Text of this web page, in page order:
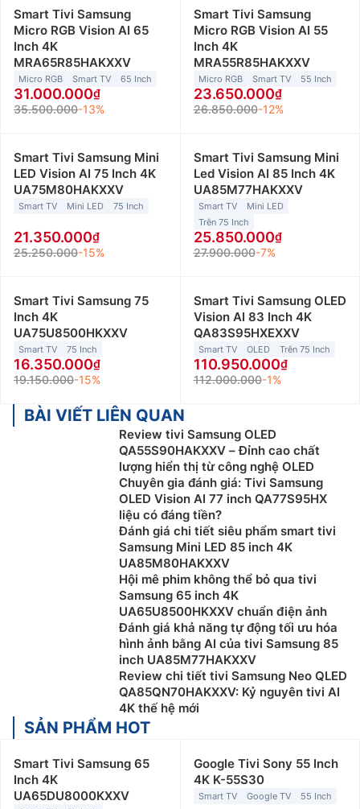
Smart Tivi Samsung
Micro RGB Vision AI 65
Inch 4K
MRA65R85HAKXXV
Micro RGB Smart TV 65 Inch
31.000.000
35.500.000-13%
Smart Tivi Samsung
Micro RGB Vision AI 55
Inch 4K
MRA55R85HAKXXV
Micro RGB Smart TV 55 Inch
23.650.000
26.850.000-12%
Smart Tivi Samsung Mini
LED Vision AI 75 Inch 4K
UA75M80HAKXXV
Smart TV Mini LED 75 Inch
21.350.000
25.250.000-15%
Smart Tivi Samsung Mini
Led Vision AI 85 Inch 4K
UA85M77HAKXXV
Smart TV
Mini LED
Trên 75 Inch
25.850.000
27.900.000-7%
Smart Tivi Samsung 75
Inch 4K
UA75U8500HKXXV
Smart TV 75 Inch
16.350.000
19.150.000-15%
Smart Tivi Samsung OLED
Vision AI 83 Inch 4K
QA83S95HXEXXV
Smart TV OLED Trên 75 Inch
110.950.000
112.000.000-1%
BÀI VIẾT LIÊN QUAN
Review tivi Samsung OLED
QA55S90HAKXXV – Đỉnh cao chất
lượng hiển thị từ công nghệ OLED
Chuyên gia đánh giá: Tivi Samsung
OLED Vision AI 77 inch QA77S95HX
liệu có đáng tiền?
Đánh giá chi tiết siêu phẩm smart tivi
Samsung Mini LED 85 inch 4K
UA85M80HAKXXV
Hội mê phim không thể bỏ qua tivi
Samsung 65 inch 4K
UA65U8500HKXXV chuẩn điện ảnh
Đánh giá khả năng tự động tối ưu hóa
hình ảnh bằng AI của tivi Samsung 85
inch UA85M77HAKXXV
Review chi tiết tivi Samsung Neo QLED
QA85QN70HAKXXV: Kỷ nguyên tivi AI
4K thế hệ mới
SẢN PHẨM HOT
Smart Tivi Samsung 65
Inch 4K
UA65DU8000KXXV
Google Tivi Sony 55 Inch
4K K-55S30
Smart TV Google TV 55 Inch